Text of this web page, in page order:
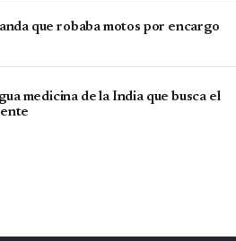
que robaba motos por encargo
medicina de la India que busca el